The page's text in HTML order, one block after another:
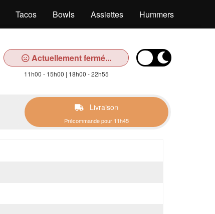
Tacos Bowls Assiettes Hummers
Actuellement fermé...
11h00 - 15h00 | 18h00 - 22h55
Livraison
Précommande pour 11h45